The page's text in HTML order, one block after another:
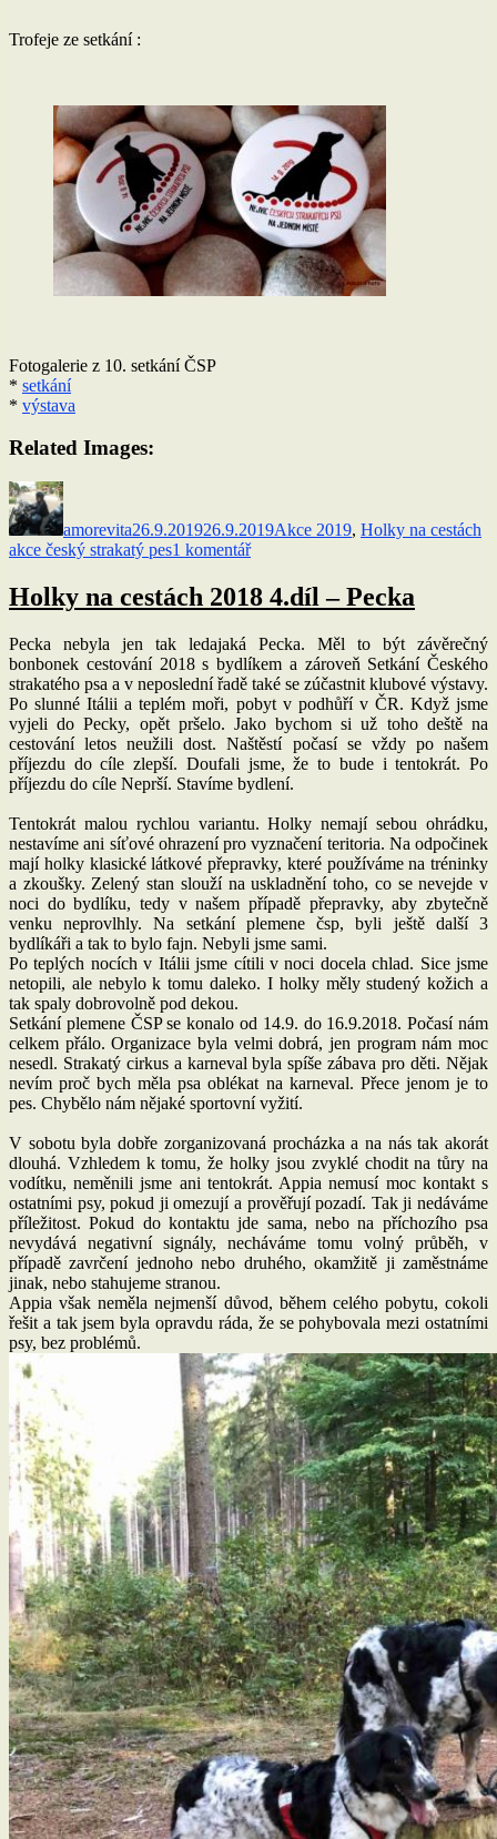
Trofeje ze setkání :
Fotogalerie z 10. setkání ČSP
* setkání
* výstava
Related Images:
Autor:
amorevita26.9.201926.9.2019Akce 2019, Holky na cestách
akce český strakatý pes1 komentářu
s
názvem
plemene
ČSP
Holky na cestách 2018 4.díl – Pecka
Pecka nebyla jen tak ledajaká Pecka. Měl to být závěrečný
bonbonek cestování 2018 s bydlíkem a zároveň Setkání Českého
strakatého psa a v neposlední řadě také se zúčastnit klubové výstavy.
Po slunné Itálii a teplém moři, pobyt v podhůří v ČR. Když jsme
vyjeli do Pecky, opět pršelo. Jako bychom si už toho deště na
cestování letos neužili dost. Naštěstí počasí se vždy po našem
příjezdu do cíle zlepší. Doufali jsme, že to bude i tentokrát. Po
příjezdu do cíle Neprší. Stavíme bydlení.
Tentokrát malou rychlou variantu. Holky nemají sebou ohrádku,
nestavíme ani síťové ohrazení pro vyznačení teritoria. Na odpočinek
mají holky klasické látkové přepravky, které používáme na tréninky
a zkoušky. Zelený stan slouží na uskladnění toho, co se nevejde v
noci do bydlíku, tedy v našem případě přepravky, aby zbytečně
venku neprovlhly. Na setkání plemene čsp, byli ještě další 3
bydlíkáři a tak to bylo fajn. Nebyli jsme sami.
Po teplých nocích v Itálii jsme cítili v noci docela chlad. Sice jsme
netopili, ale nebylo k tomu daleko. I holky měly studený kožich a
tak spaly dobrovolně pod dekou.
Setkání plemene ČSP se konalo od 14.9. do 16.9.2018. Počasí nám
celkem přálo. Organizace byla velmi dobrá, jen program nám moc
nesedl. Strakatý cirkus a karneval byla spíše zábava pro děti. Nějak
nevím proč bych měla psa oblékat na karneval. Přece jenom je to
pes. Chybělo nám nějaké sportovní vyžití.
V sobotu byla dobře zorganizovaná procházka a na nás tak akorát
dlouhá. Vzhledem k tomu, že holky jsou zvyklé chodit na tůry na
vodítku, neměnili jsme ani tentokrát. Appia nemusí moc kontakt s
ostatními psy, pokud ji omezují a prověřují pozadí. Tak ji nedáváme
příležitost. Pokud do kontaktu jde sama, nebo na příchozího psa
nevydává negativní signály, necháváme tomu volný průběh, v
případě zavrčení jednoho nebo druhého, okamžitě ji zaměstnáme
jinak, nebo stahujeme stranou.
Appia však neměla nejmenší důvod, během celého pobytu, cokoli
řešit a tak jsem byla opravdu ráda, že se pohybovala mezi ostatními
psy, bez problémů.